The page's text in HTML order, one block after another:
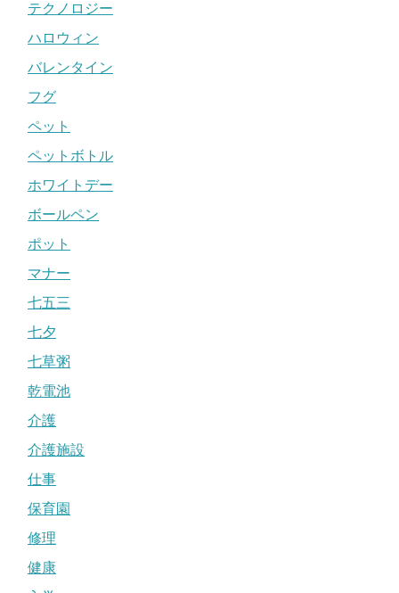
テクノロジー
ハロウィン
バレンタイン
フグ
ペット
ペットボトル
ホワイトデー
ボールペン
ポット
マナー
七五三
七夕
七草粥
乾電池
介護
介護施設
仕事
保育園
修理
健康